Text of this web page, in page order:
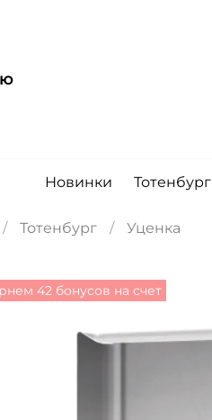
Новинки Тотенбург
Тотенбург Уценка
42 бонусов на счет